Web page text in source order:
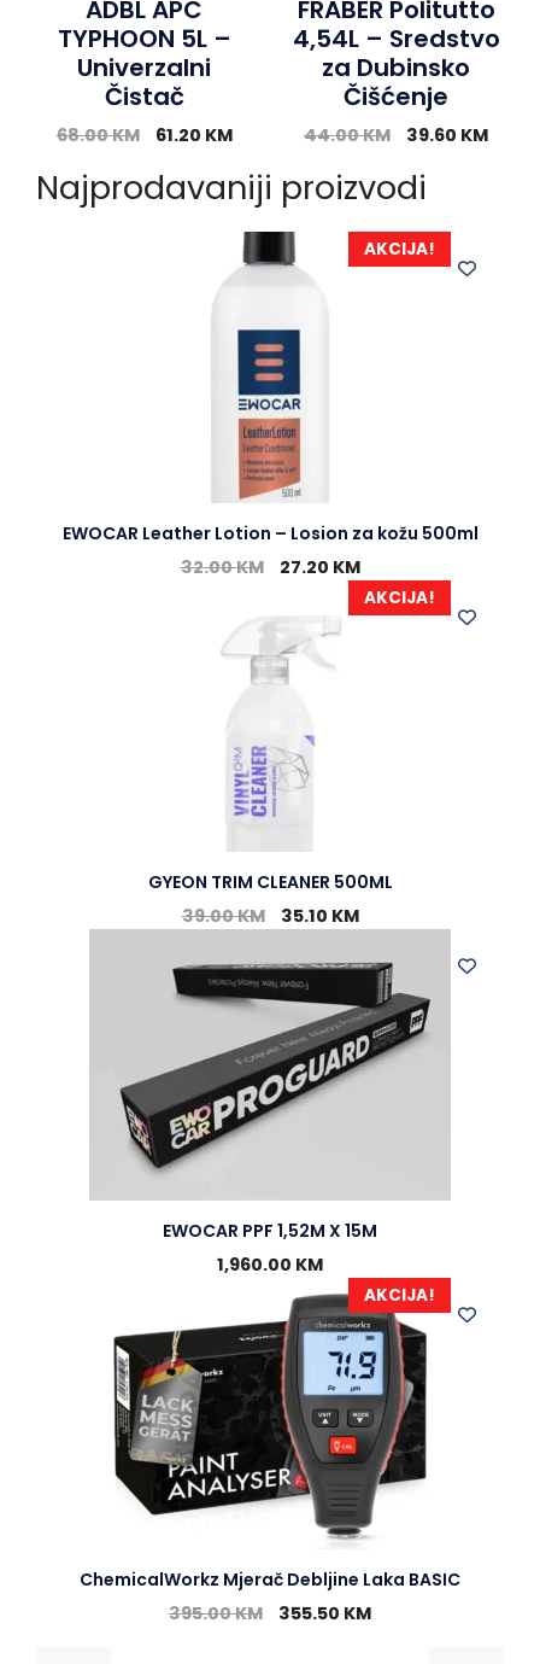
ADBL APC
TYPHOON 5L –
Univerzalni
Čistač
68.00KM 61.20 KM
FRABER Politutto
4,54L – Sredstvo
za Dubinsko
Čišćenje
44.00KM 39.60 KM
Najprodavaniji proizvodi
AKCIJA!
EWOCAR Leather Lotion – Losion za kožu 500ml
32.00KM 27.20 KM
AKCIJA!
GYEON TRIM CLEANER 500ML
39.00KM 35.10 KM
EWOCAR PPF 1,52M X 15M
1,960.00 KM
AKCIJA!
ChemicalWorkz Mjerač Debljine Laka BASIC
395.00KM 355.50 KM